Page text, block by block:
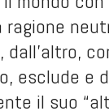
ragione
dall’altro,
esclude e
il suo